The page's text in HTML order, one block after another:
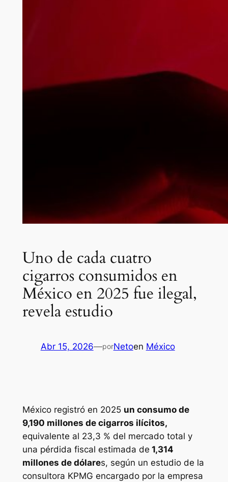
Uno de cada cuatro
cigarros consumidos en
México en 2025 fue ilegal,
revela estudio
Abr 15, 2026—porNetoen México
México registró en 2025 un consumo de
9,190 millones de cigarros ilícitos,
equivalente al 23,3 % del mercado total y
una pérdida fiscal estimada de 1,314
millones de dólares, según un estudio de la
consultora KPMG encargado por la empresa